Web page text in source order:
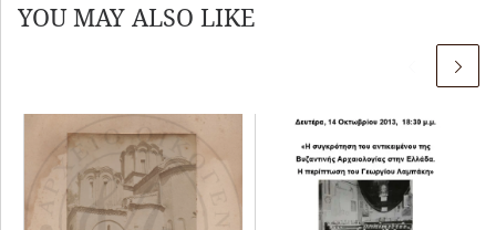
YOU MAY ALSO LIKE